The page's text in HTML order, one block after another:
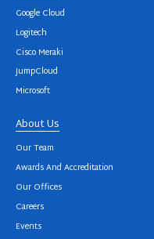
Google Cloud
Logitech
Cisco Meraki
JumpCloud
Microsoft
About Us
Our Team
Awards And Accreditation
Our Offices
Careers
Events